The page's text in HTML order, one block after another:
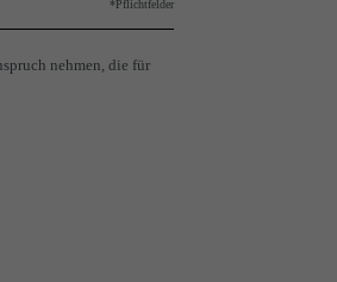
*Pflichtfelder
nehmen, die für